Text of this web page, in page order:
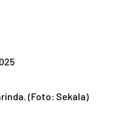
(Foto: Sekala)